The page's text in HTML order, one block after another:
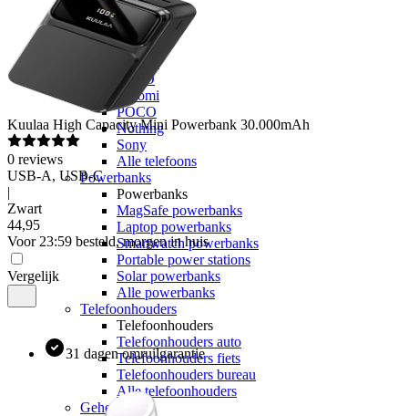
Samsung
OnePlus
Motorola
Google
OPPO
Xiaomi
POCO
Nothing
Sony
Alle telefoons
Powerbanks
Powerbanks
MagSafe powerbanks
Laptop powerbanks
Smartwatch powerbanks
Portable power stations
Solar powerbanks
Alle powerbanks
Telefoonhouders
Telefoonhouders
Telefoonhouders auto
Telefoonhouders fiets
Telefoonhouders bureau
Alle telefoonhouders
Geheugen
Kuulaa High Capacity Mini Powerbank 30.000mAh
0 reviews
USB-A, USB-C
|
Zwart
44,95
Voor 23:59 besteld, morgen in huis
Vergelijk
31 dagen omruilgarantie